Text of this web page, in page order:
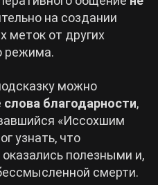
на создании
меток от других
режима.
можно
слова благодарности,
«Иссохшим
узнать, что
полезными и,
смерти.